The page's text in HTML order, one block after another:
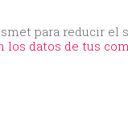
para reducir el
los datos de tus